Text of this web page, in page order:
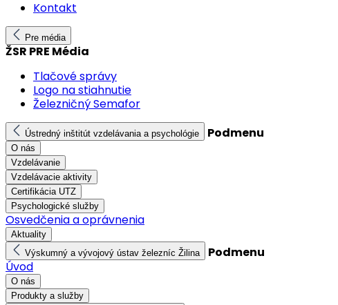
Kontakt
Pre média
ŽSR PRE Média
Tlačové správy
Logo na stiahnutie
Železničný Semafor
Ústredný inštitút vzdelávania a psychológie Podmenu
O nás
Vzdelávanie
Vzdelávacie aktivity
Certifikácia UTZ
Psychologické služby
Osvedčenia a oprávnenia
Aktuality
Výskumný a vývojový ústav železníc Žilina
Podmenu
Úvod
O nás
Produkty a služby